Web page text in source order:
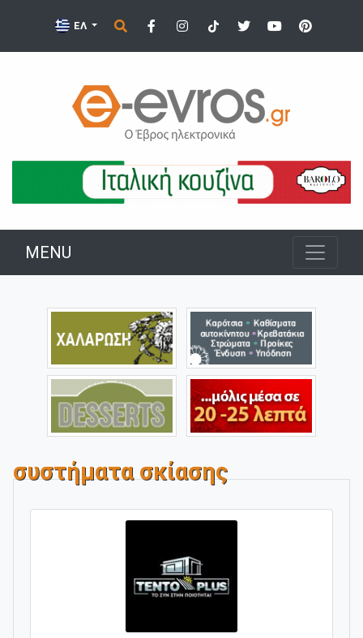
ΕΛ
MENU
συστήματα σκίασης